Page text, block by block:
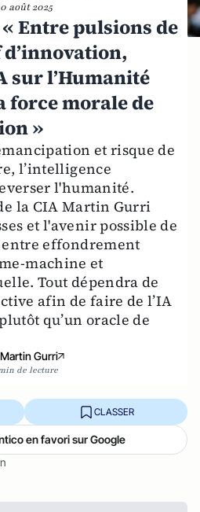
août 2025
Entre pulsions de
sur l’Humanité
force morale de
»
et risque de
l’intelligence
l'humanité.
la CIA Martin Gurri
et l'avenir possible de
effondrement
machine et
Tout dépendra de
afin de faire de l’IA
qu’un oracle de
Martin Gurri
de lecture
CLASSER
en favori sur Google